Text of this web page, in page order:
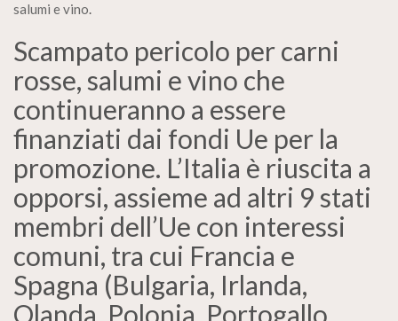
salumi e vino.
Scampato pericolo per carni
rosse, salumi e vino che
continueranno a essere
finanziati dai fondi Ue per la
promozione. L’Italia è riuscita a
opporsi, assieme ad altri 9 stati
membri dell’Ue con interessi
comuni, tra cui Francia e
Spagna (Bulgaria, Irlanda,
Olanda, Polonia, Portogallo,